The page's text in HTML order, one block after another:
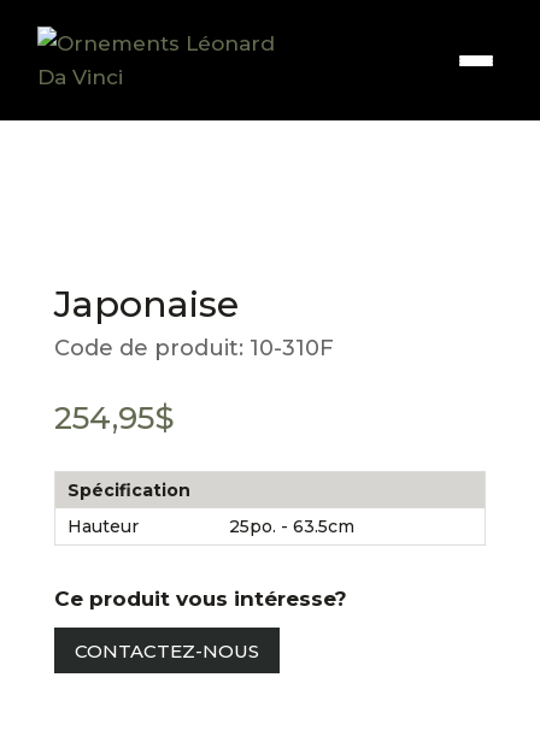
Japonaise
Code de produit: 10-310F
254,95$
Spécification
Hauteur
25po. - 63.5cm
Ce produit vous intéresse?
CONTACTEZ-NOUS